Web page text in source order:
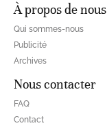
À propos de nous
Qui sommes-nous
Publicité
Archives
Nous contacter
FAQ
Contact